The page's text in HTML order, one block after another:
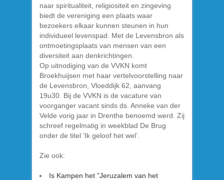
naar spiritualiteit, religiositeit en zingeving
biedt de vereniging een plaats waar
bezoekers elkaar kunnen steunen in hun
individueel levenspad. Met de Levensbron als
ontmoetingsplaats van mensen van een
diversiteit aan denkrichtingen.
Op uitnodiging van de VVKN komt
Broekhuijsen met haar vertelvoorstelling naar
de Levensbron, Vloeddijk 62, aanvang
19u30. Bij de VVKN is de vacature van
voorganger vacant sinds ds. Anneke van der
Velde vorig jaar in Drenthe benoemd werd. Zij
schreef regelmatig in weekblad De Brug
onder de titel ’Ik geloof het wel’.
Zie ook:
Is Kampen het ”Jeruzalem van het